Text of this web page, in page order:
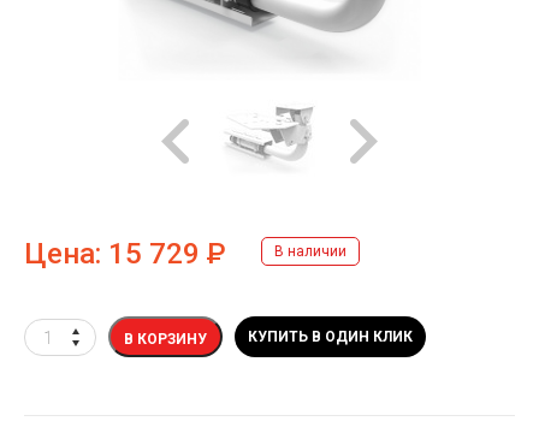
Цена: 15 729 Р В наличии
В КОРЗИНУ КУПИТЬ В ОДИН КЛИК